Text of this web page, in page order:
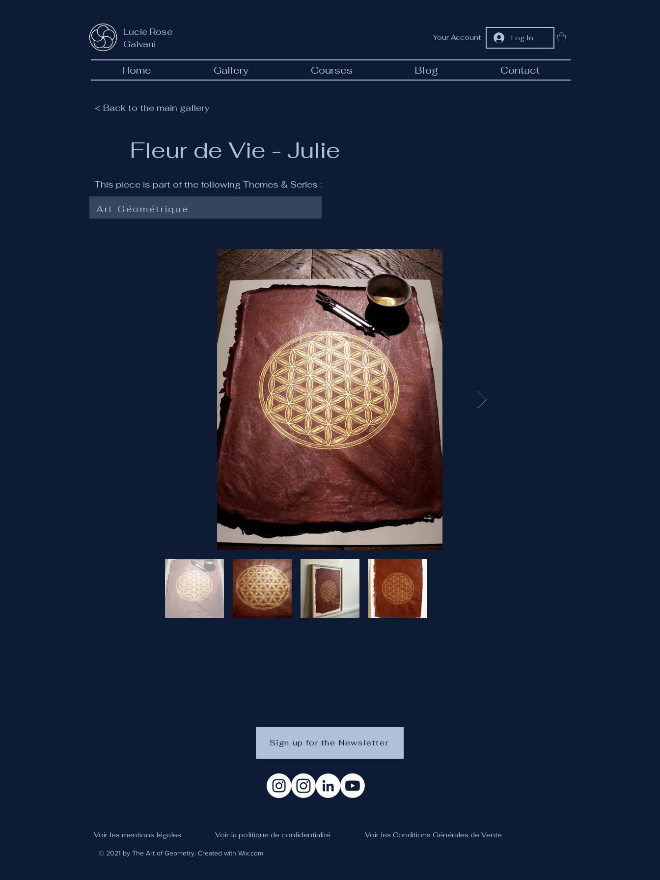
Your Account
Lucie Rose
Galvani
Log In
Home Gallery Courses Blog Contact
< Back to the main gallery
Fleur de Vie - Julie
This piece is part of the following Themes & Series :
Art Géométrique
Sign up for the Newsletter
Voir les mentions légales Voir la politique de confidentialité Voir les Conditions Générales de Vente
© 2021 by The Art of Geometry. Created with Wix.com